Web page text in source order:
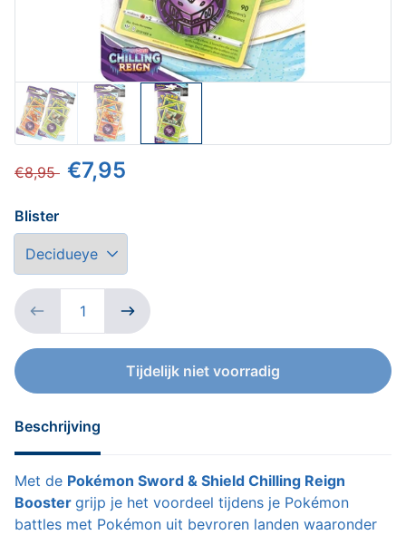
€8,95 €7,95
Blister
Down
Tijdelijk niet voorradig
Beschrijving
Met de Pokémon Sword & Shield Chilling Reign
Booster grijp je het voordeel tijdens je Pokémon
battles met Pokémon uit bevroren landen waaronder